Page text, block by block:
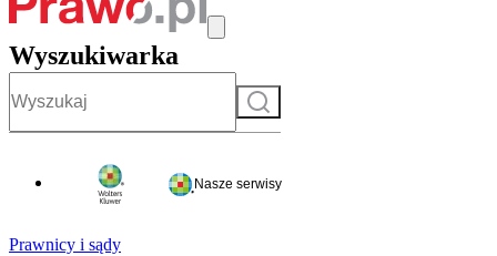
Wyszukiwarka
Szukaj
Nasze serwisy
Prawnicy i sądy